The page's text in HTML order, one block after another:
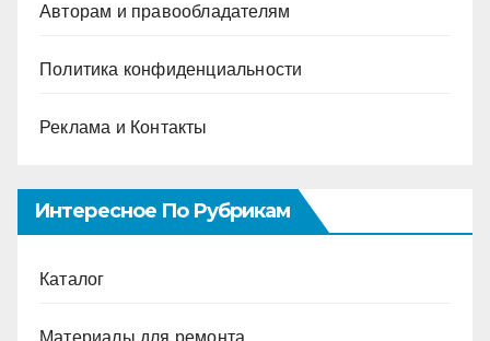
Авторам и правообладателям
Политика конфиденциальности
Реклама и Контакты
Интересное По Рубрикам
Каталог
Материалы для ремонта